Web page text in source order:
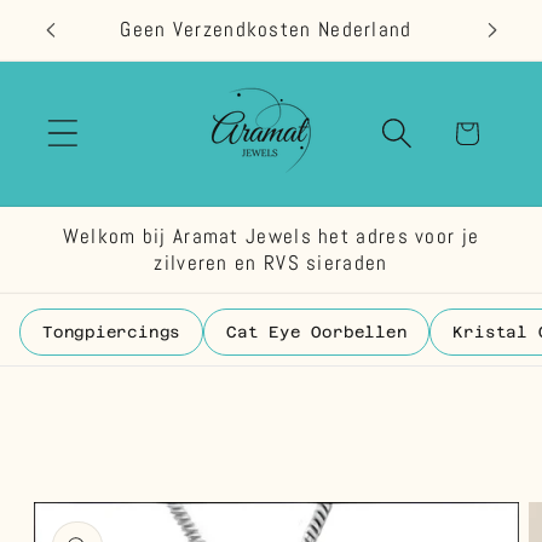
naar de
content
Geen Verzendkosten Nederland
Welkom bij Aramat Jewels het adres voor je
zilveren en RVS sieraden
Tongpiercings Cat Eye Oorbellen Kristal
direct naar